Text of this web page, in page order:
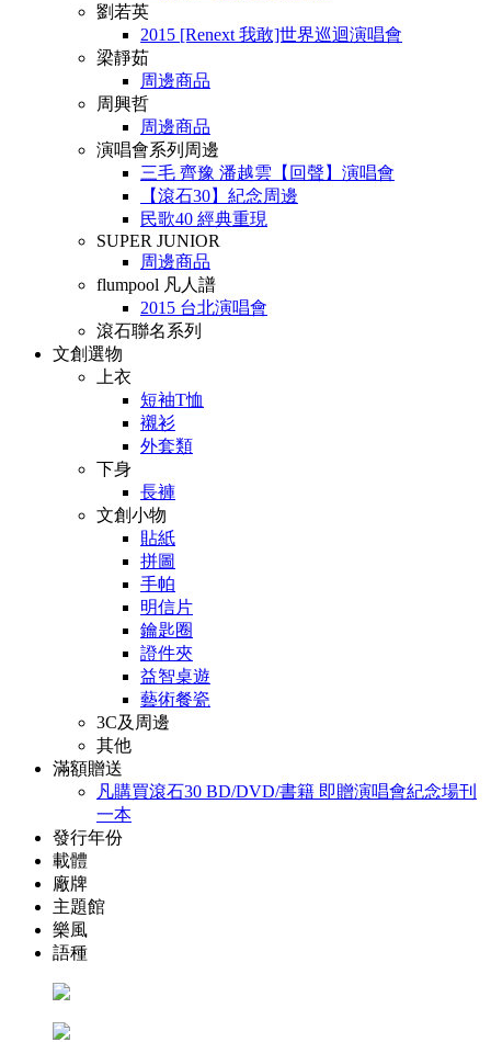
劉若英
2015 [Renext 我敢]世界巡迴演唱會
梁靜茹
周邊商品
周興哲
周邊商品
演唱會系列周邊
三毛 齊豫 潘越雲【回聲】演唱會
【滾石30】紀念周邊
民歌40 經典重現
SUPER JUNIOR
周邊商品
flumpool 凡人譜
2015 台北演唱會
滾石聯名系列
文創選物
上衣
短袖T恤
襯衫
外套類
下身
長褲
文創小物
貼紙
拼圖
手帕
明信片
鑰匙圈
證件夾
益智桌遊
藝術餐瓷
3C及周邊
其他
滿額贈送
凡購買滾石30 BD/DVD/書籍 即贈演唱會紀念場刊
一本
發行年份
載體
廠牌
主題館
樂風
語種